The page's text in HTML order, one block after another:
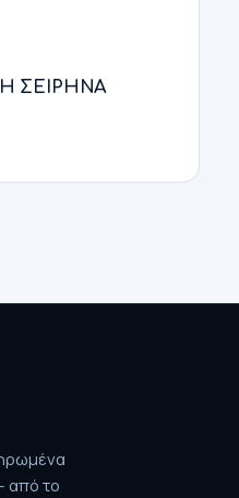
ΣΕΙΡΗΝΑ
από το